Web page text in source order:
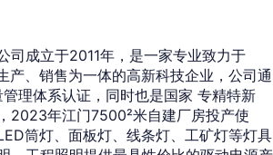
司成立于2011年，是一家专业致力于
产、销售为一体的高新科技企业，公司通
理体系认证，同时也是国家 专精特新
2023年江门7500²米自建厂房投产使
筒灯、面板灯、线条灯、工矿灯等灯具